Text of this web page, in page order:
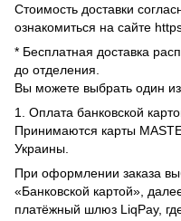
Стоимость доставки
ознакомиться на сайте
* Бесплатная доставка
до отделения.
Вы можете выбрать один
1. Оплата банковской
Принимаются карты
Украины.
При оформлении заказа
«Банковской картой»,
платёжный шлюз LiqPay,